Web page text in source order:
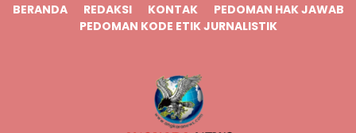
BERANDA REDAKSI KONTAK
PEDOMAN HAK JAWAB
PEDOMAN KODE ETIK JURNALISTIK